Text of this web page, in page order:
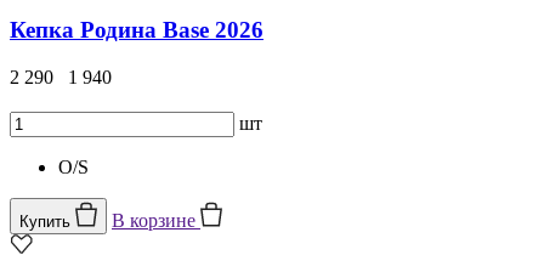
Кепка Родина Base 2026
2 290 1 940
шт
O/S
Купить В корзине